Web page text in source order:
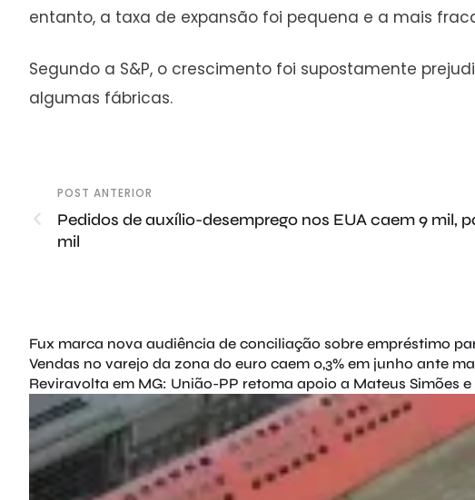
entanto, a taxa de expansão foi pequena e a mais
Segundo a S&P, o crescimento foi supostamente
algumas fábricas.
POST ANTERIOR
Pedidos de auxílio-desemprego nos EUA caem 9 mil,
mil
Fux marca nova audiência de conciliação sobre empréstimo
Vendas no varejo da zona do euro caem 0,3% em junho ante
Reviravolta em MG: União-PP retoma apoio a Mateus Simões